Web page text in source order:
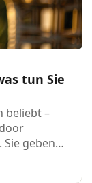
tun Sie
beliebt –
geben
Look